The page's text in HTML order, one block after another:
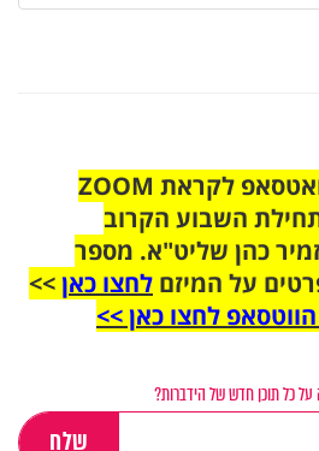
הצטרפו לקבוצת הוואטסאפ לקראת ZOOM
השבוע הקרוב
כהן שליט"א. מספר
על המיזם לחצו כאן>>
לחצו כאן >>
כל תוכן חדש של הידברות?